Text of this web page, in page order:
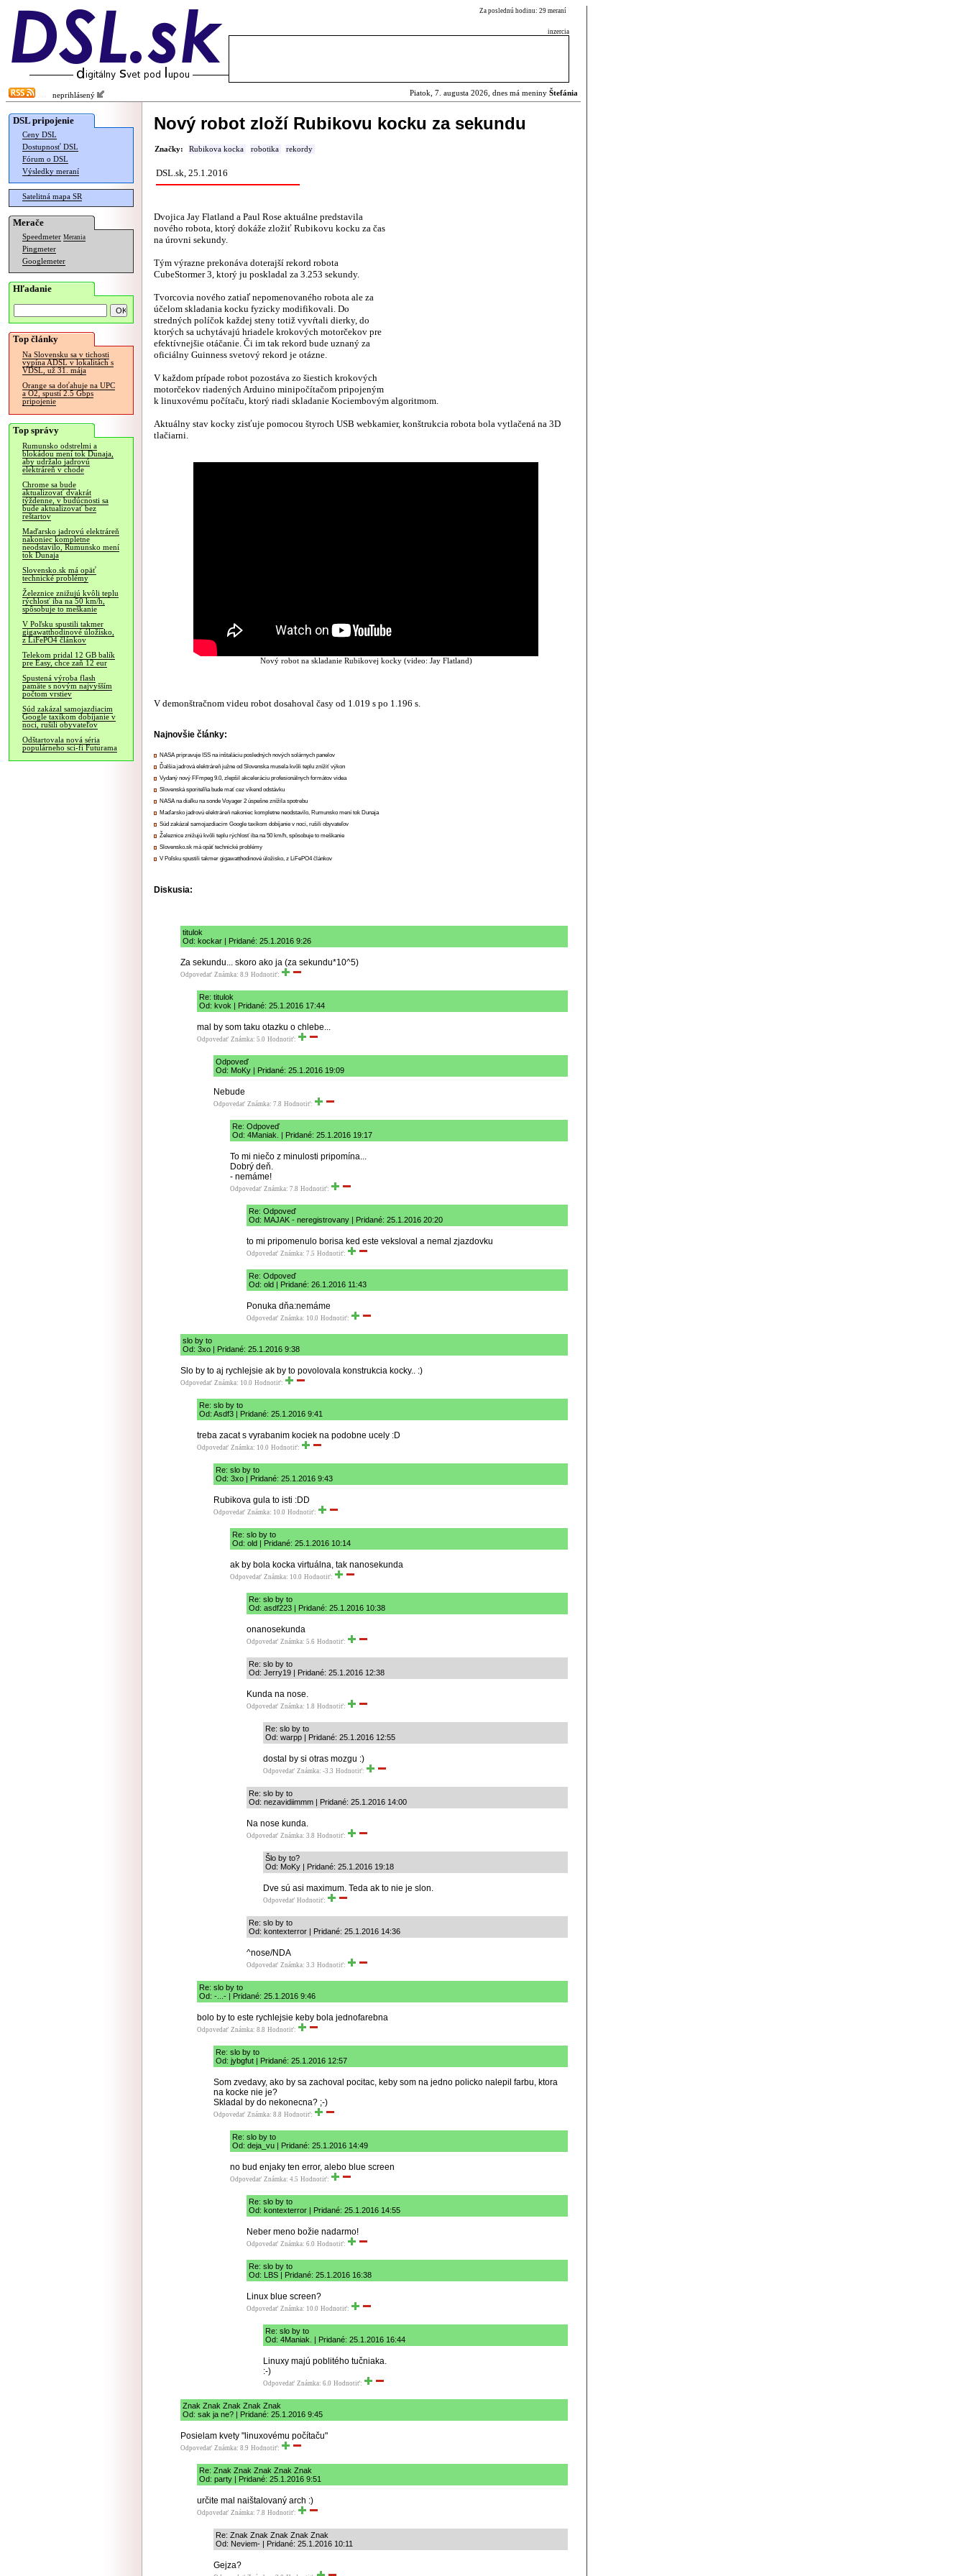
Za poslednú hodinu: 29 meraní
inzercia
neprihlásený Piatok, 7. augusta 2026, dnes má meniny Štefánia
DSL pripojenie
Ceny DSL
Dostupnosť DSL
Fórum o DSL
Výsledky meraní
Satelitná mapa SR
Merače
Speedmeter Merania
Pingmeter
Googlemeter
Hľadanie
Top články
Na Slovensku sa v tichosti
vypína ADSL v lokalitách s
VDSL, už 31. mája
Orange sa doťahuje na UPC
a O2, spustí 2.5 Gbps
pripojenie
Top správy
Rumunsko odstrelmi a
blokádou mení tok Dunaja,
aby udržalo jadrovú
elektráreň v chode
Chrome sa bude
aktualizovať dvakrát
týždenne, v budúcnosti sa
bude aktualizovať bez
reštartov
Maďarsko jadrovú elektráreň
nakoniec kompletne
neodstavilo, Rumunsko mení
tok Dunaja
Slovensko.sk má opäť
technické problémy
Železnice znižujú kvôli teplu
rýchlosť iba na 50 km/h,
spôsobuje to meškanie
V Poľsku spustili takmer
gigawatthodinové úložisko,
z LiFePO4 článkov
Telekom pridal 12 GB balík
pre Easy, chce zaň 12 eur
Spustená výroba flash
pamäte s novým najvyšším
počtom vrstiev
Súd zakázal samojazdiacim
Google taxíkom dobíjanie v
noci, rušili obyvateľov
Odštartovala nová séria
populárneho sci-fi Futurama
Nový robot zloží Rubikovu kocku za sekundu
Značky: Rubikova kocka robotika rekordy
DSL.sk, 25.1.2016
Dvojica Jay Flatland a Paul Rose aktuálne predstavila
nového robota, ktorý dokáže zložiť Rubikovu kocku za čas
na úrovni sekundy.
Tým výrazne prekonáva doterajší rekord robota
CubeStormer 3, ktorý ju poskladal za 3.253 sekundy.
Tvorcovia nového zatiaľ nepomenovaného robota ale za
účelom skladania kocku fyzicky modifikovali. Do
stredných políčok každej steny totiž vyvŕtali dierky, do
ktorých sa uchytávajú hriadele krokových motorčekov pre
efektívnejšie otáčanie. Či im tak rekord bude uznaný za
oficiálny Guinness svetový rekord je otázne.
V každom prípade robot pozostáva zo šiestich krokových
motorčekov riadených Arduino minipočítačom pripojeným
k linuxovému počítaču, ktorý riadi skladanie Kociembovým algoritmom.
Aktuálny stav kocky zisťuje pomocou štyroch USB webkamier, konštrukcia robota bola vytlačená na 3D
tlačiarni.
Nový robot na skladanie Rubikovej kocky (video: Jay Flatland)
V demonštračnom videu robot dosahoval časy od 1.019 s po 1.196 s.
Najnovšie články:
NASA pripravuje ISS na inštaláciu posledných nových solárnych panelov
Ďalšia jadrová elektráreň južne od Slovenska musela kvôli teplu znížiť výkon
Vydaný nový FFmpeg 9.0, zlepšil akceleráciu profesionálnych formátov videa
Slovenská sporiteľňa bude mať cez víkend odstávku
NASA na diaľku na sonde Voyager 2 úspešne znížila spotrebu
Maďarsko jadrovú elektráreň nakoniec kompletne neodstavilo, Rumunsko mení tok Dunaja
Súd zakázal samojazdiacim Google taxíkom dobíjanie v noci, rušili obyvateľov
Železnice znižujú kvôli teplu rýchlosť iba na 50 km/h, spôsobuje to meškanie
Slovensko.sk má opäť technické problémy
V Poľsku spustili takmer gigawatthodinové úložisko, z LiFePO4 článkov
Diskusia:
titulok
Od: kockar | Pridané: 25.1.2016 9:26
Za sekundu... skoro ako ja (za sekundu*10^5)
Odpovedať Známka: 8.9 Hodnotiť:
Re: titulok
Od: kvok | Pridané: 25.1.2016 17:44
mal by som taku otazku o chlebe...
Odpovedať Známka: 5.0 Hodnotiť:
Odpoveď
Od: MoKy | Pridané: 25.1.2016 19:09
Nebude
Odpovedať Známka: 7.8 Hodnotiť:
Re: Odpoveď
Od: 4Maniak. | Pridané: 25.1.2016 19:17
To mi niečo z minulosti pripomína...
Dobrý deň.
- nemáme!
Odpovedať Známka: 7.8 Hodnotiť:
Re: Odpoveď
Od: MAJAK - neregistrovany | Pridané: 25.1.2016 20:20
to mi pripomenulo borisa ked este veksloval a nemal zjazdovku
Odpovedať Známka: 7.5 Hodnotiť:
Re: Odpoveď
Od: old | Pridané: 26.1.2016 11:43
Ponuka dňa:nemáme
Odpovedať Známka: 10.0 Hodnotiť:
slo by to
Od: 3xo | Pridané: 25.1.2016 9:38
Slo by to aj rychlejsie ak by to povolovala konstrukcia kocky.. :)
Odpovedať Známka: 10.0 Hodnotiť:
Re: slo by to
Od: Asdf3 | Pridané: 25.1.2016 9:41
treba zacat s vyrabanim kociek na podobne ucely :D
Odpovedať Známka: 10.0 Hodnotiť:
Re: slo by to
Od: 3xo | Pridané: 25.1.2016 9:43
Rubikova gula to isti :DD
Odpovedať Známka: 10.0 Hodnotiť:
Re: slo by to
Od: old | Pridané: 25.1.2016 10:14
ak by bola kocka virtuálna, tak nanosekunda
Odpovedať Známka: 10.0 Hodnotiť:
Re: slo by to
Od: asdf223 | Pridané: 25.1.2016 10:38
onanosekunda
Odpovedať Známka: 5.6 Hodnotiť:
Re: slo by to
Od: Jerry19 | Pridané: 25.1.2016 12:38
Kunda na nose.
Odpovedať Známka: 1.8 Hodnotiť:
Re: slo by to
Od: warpp | Pridané: 25.1.2016 12:55
dostal by si otras mozgu :)
Odpovedať Známka: -3.3 Hodnotiť:
Re: slo by to
Od: nezavidiimmm | Pridané: 25.1.2016 14:00
Na nose kunda.
Odpovedať Známka: 3.8 Hodnotiť:
Šlo by to?
Od: MoKy | Pridané: 25.1.2016 19:18
Dve sú asi maximum. Teda ak to nie je slon.
Odpovedať Hodnotiť:
Re: slo by to
Od: kontexterror | Pridané: 25.1.2016 14:36
^nose/NDA
Odpovedať Známka: 3.3 Hodnotiť:
Re: slo by to
Od: -...- | Pridané: 25.1.2016 9:46
bolo by to este rychlejsie keby bola jednofarebna
Odpovedať Známka: 8.8 Hodnotiť:
Re: slo by to
Od: jybgfut | Pridané: 25.1.2016 12:57
Som zvedavy, ako by sa zachoval pocitac, keby som na jedno policko nalepil farbu, ktora
na kocke nie je?
Skladal by do nekonecna? ;-)
Odpovedať Známka: 8.8 Hodnotiť:
Re: slo by to
Od: deja_vu | Pridané: 25.1.2016 14:49
no bud enjaky ten error, alebo blue screen
Odpovedať Známka: 4.5 Hodnotiť:
Re: slo by to
Od: kontexterror | Pridané: 25.1.2016 14:55
Neber meno božie nadarmo!
Odpovedať Známka: 6.0 Hodnotiť:
Re: slo by to
Od: LBS | Pridané: 25.1.2016 16:38
Linux blue screen?
Odpovedať Známka: 10.0 Hodnotiť:
Re: slo by to
Od: 4Maniak. | Pridané: 25.1.2016 16:44
Linuxy majú poblitého tučniaka.
:-)
Odpovedať Známka: 6.0 Hodnotiť:
Znak Znak Znak Znak Znak
Od: sak ja ne? | Pridané: 25.1.2016 9:45
Posielam kvety "linuxovému počítaču"
Odpovedať Známka: 8.9 Hodnotiť:
Re: Znak Znak Znak Znak Znak
Od: party | Pridané: 25.1.2016 9:51
určite mal naištalovaný arch :)
Odpovedať Známka: 7.8 Hodnotiť:
Re: Znak Znak Znak Znak Znak
Od: Neviem- | Pridané: 25.1.2016 10:11
Gejza?